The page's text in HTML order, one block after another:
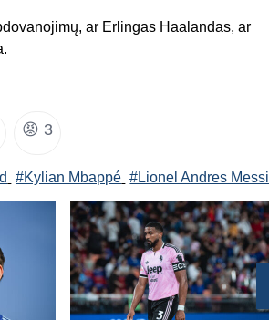
ar Erlingas Haalandas, ar
😡 3
#Kylian Mbappé #Lionel Andres Messi